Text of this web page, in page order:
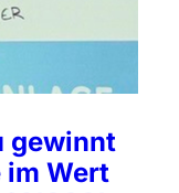
gewinnt
im Wert